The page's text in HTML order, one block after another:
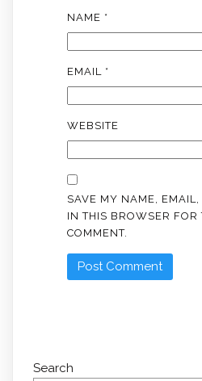
NAME *
EMAIL *
WEBSITE
SAVE MY NAME,
IN THIS BROWSER FOR
COMMENT.
Search